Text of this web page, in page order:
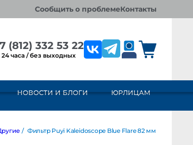
сообщить о проблеме контакты
(812) 332 53 22
24 часа / без выходных
НОВОСТИ И БЛОГИ ЮРЛИЦАМ
/ Фильтр Puyi Kaleidoscope Blue Flare 82 мм